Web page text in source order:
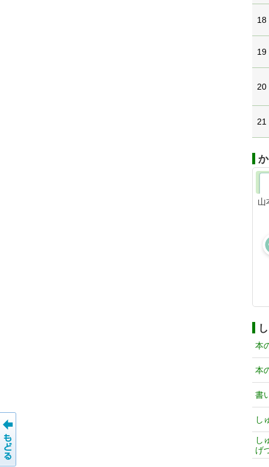
18
19
20
21
山
本
本
書
し
し
げ